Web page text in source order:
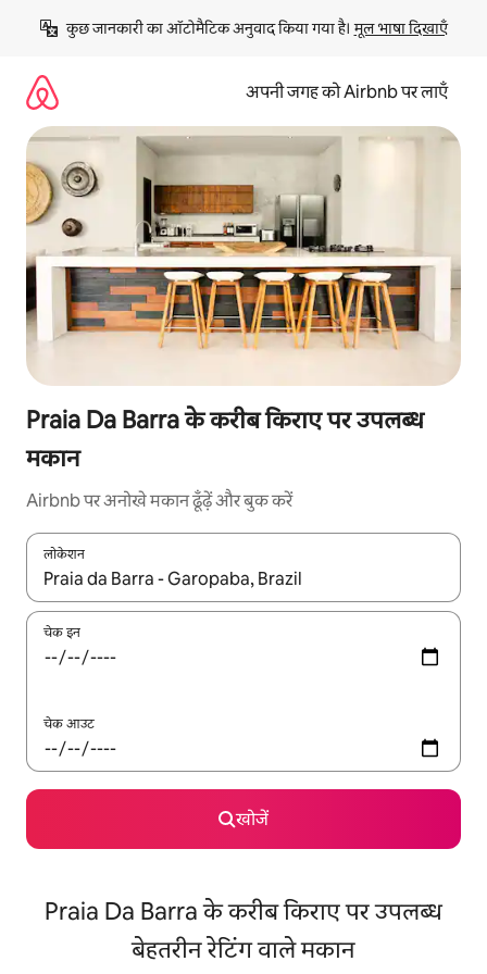
छोड़कर
कॉन्टेंट
कुछ जानकारी का ऑटोमैटिक अनुवाद किया गया है। मूल भाषा दिखाएँ
अपनी जगह को Airbnb पर लाएँ
Praia Da Barra के करीब किराए पर उपलब्ध
मकान
Airbnb पर अनोखे मकान ढूँढ़ें और बुक करें
लोकेशन
नतीजों के उपलब्ध होने पर, अप और डाउन 'ऐरो की' का इस्तेमाल करके नेविगेट
चेक इन
चेक आउट
खोजें
Praia Da Barra के करीब किराए पर उपलब्ध
बेहतरीन रेटिंग वाले मकान